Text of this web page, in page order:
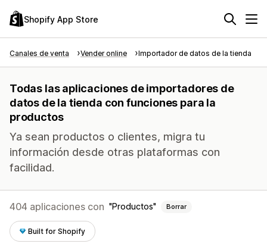
Shopify App Store
Canales de venta Vender online Importador de datos de la tienda
Todas las aplicaciones de importadores de
datos de la tienda con funciones para la
productos
Ya sean productos o clientes, migra tu
información desde otras plataformas con
facilidad.
404 aplicaciones con Productos Borrar
Built for Shopify